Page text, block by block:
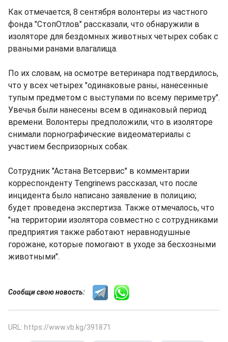
Как отмечается, 8 сентября волонтеры из частного
фонда "СтопОтлов" рассказали, что обнаружили в
изоляторе для бездомных животных четырех собак с
рваными ранами влагалища.
По их словам, на осмотре ветеринара подтвердилось,
что у всех четырех "одинаковые раны, нанесенные
тупым предметом с выступами по всему периметру".
Увечья были нанесены всем в одинаковый период
времени. Волонтеры предположили, что в изоляторе
снимали порнографические видеоматериалы с
участием беспризорных собак.
Сотрудник "Астана Ветсервис" в комментарии
корреспонденту Tengrinews рассказал, что после
инцидента было написано заявление в полицию;
будет проведена экспертиза. Также отмечалось, что
"на территории изолятора совместно с сотрудниками
предприятия также работают неравнодушные
горожане, которые помогают в уходе за бесхозными
животными".
Сообщи свою новость:
URL: https://www.vb.kg/391871